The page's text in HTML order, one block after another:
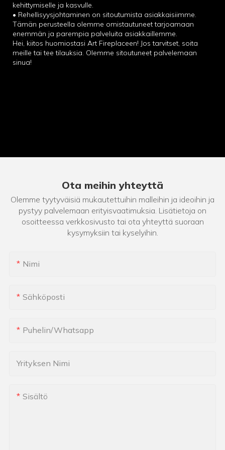
kehittymiselle ja kasvulle.
• Rehellisyysjohtaminen on sitoutumista asiakkaisiimme.
Tämän perusteella olemme omistautuneet tarjoamaan
enemmän ja parempia palveluita asiakkaillemme.
Hei, kiitos huomiostasi Art Fireplaceen! Jos tarvitset, soita
meille tai tee tilauksia. Olemme sitoutuneet palvelemaan
sinua!
Ota meihin yhteyttä
Olemme tyytyväisiä mukautettuihin malleihin ja ideoihin ja
pystyy palvelemaan erityisvaatimuksia. Lisätietoja on
osoitteessa verkkosivusto tai ota yhteyttä suoraan
kysymyksiin tai kyselyihin.
Nimi
Sähköposti
Puhelin/whatsapp
Yrityksen Nimi
Sisältö